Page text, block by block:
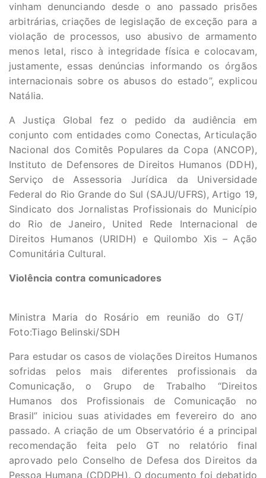
vinham denunciando desde o ano passado prisões
arbitrárias, criações de legislação de exceção para a
violação de processos, uso abusivo de armamento
menos letal, risco à integridade física e colocavam,
justamente, essas denúncias informando os órgãos
internacionais sobre os abusos do estado”, explicou
Natália.
A Justiça Global fez o pedido da audiência em
conjunto com entidades como Conectas, Articulação
Nacional dos Comitês Populares da Copa (ANCOP),
Instituto de Defensores de Direitos Humanos (DDH),
Serviço de Assessoria Jurídica da Universidade
Federal do Rio Grande do Sul (SAJU/UFRS), Artigo 19,
Sindicato dos Jornalistas Profissionais do Município
do Rio de Janeiro, United Rede Internacional de
Direitos Humanos (URIDH) e Quilombo Xis – Ação
Comunitária Cultural.
Violência contra comunicadores
Ministra Maria do Rosário em reunião do GT/
Foto:Tiago Belinski/SDH
Para estudar os casos de violações Direitos Humanos
sofridas pelos mais diferentes profissionais da
Comunicação, o Grupo de Trabalho “Direitos
Humanos dos Profissionais de Comunicação no
Brasil” iniciou suas atividades em fevereiro do ano
passado. A criação de um Observatório é a principal
recomendação feita pelo GT no relatório final
aprovado pelo Conselho de Defesa dos Direitos da
Pessoa Humana (CDDPH). O documento foi debatido